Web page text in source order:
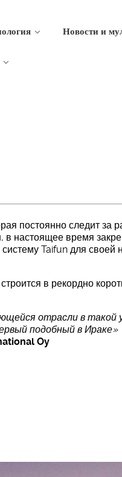
Новости и
постоянно следит за
настоящее время
Taifun для своей
в рекордно
отрасли в такой
подобный в Ираке»
Oy